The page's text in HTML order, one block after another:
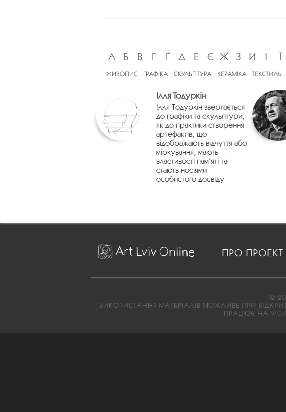
А
Б В Г Ґ Д Е Є Ж З И І Ї
ЖИВОПИС ГРАФІКА СКУЛЬПТУРА КЕРАМІКА ТЕКСТИЛЬ
Ілля Тодуркін
Ілля Тодуркін звертається
до графіки та скульптури,
як до практики створення
артефактів, що
відображають відчуття або
міркування, мають
властивості пам’яті та
стають носіями
особистого досвіду
ПРО ПРОЕКТ
©
ВИКОРИСТАННЯ МАТЕРІАЛІВ МОЖЛИВЕ ПРИ
ПРАЦЮЄ НА